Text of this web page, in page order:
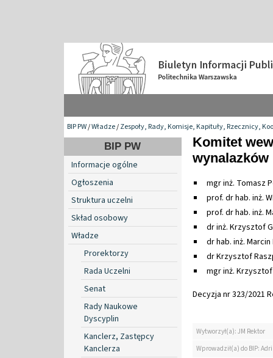
BIP PW/Władze/Zespoły, Rady, Komisje, Kapituły, Rzecznicy,
BIP PW
Informacje ogólne
Ogłoszenia
Struktura uczelni
Skład osobowy
Władze
Prorektorzy
Rada Uczelni
Senat
Rady Naukowe
Dyscyplin
Kanclerz, Zastępcy
Kanclerza
Komitet
wynalazków
mgr inż. Tomasz
prof. dr hab. inż.
prof. dr hab. inż.
dr inż. Krzysztof
dr hab. inż.
dr Krzysztof
mgr inż.
Decyzja nr 323/2021
Wytworzył(a): JM Rektor
Wprowadził(a) do BIP: